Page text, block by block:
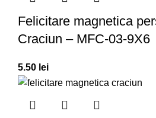
Felicitare magnetica
Craciun – MFC-03-9X6
5.50 lei